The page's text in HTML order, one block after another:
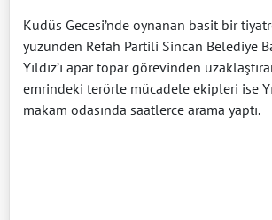
Kudüs Gecesi’nde oynanan basit bir
yüzünden Refah Partili Sincan Belediye
Yıldız’ı apar topar görevinden
emrindeki terörle mücadele ekipleri ise
makam odasında saatlerce arama yaptı.